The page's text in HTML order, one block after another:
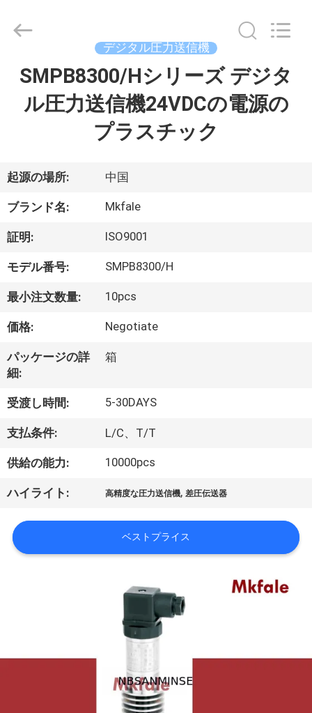
ダ
ク
ト
私
に
つ
い
て
工
場
旅
行
管
デジタル圧力送信機
SMPB8300/Hシリーズ デジタ
ル圧力送信機24VDCの電源の
プラスチック
起源の場所: 中国
ブランド名: Mkfale
証明: ISO9001
モデル番号: SMPB8300/H
最小注文数量: 10pcs
価格: Negotiate
パッケージの詳
細:
箱
受渡し時間: 5-30DAYS
支払条件: L/C、T/T
供給の能力: 10000pcs
ハイライト: 高精度な圧力送信機,差圧伝送器
ベストプライス